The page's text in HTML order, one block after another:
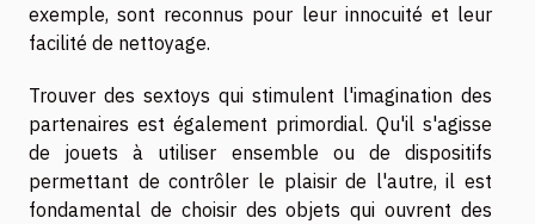
exemple, sont reconnus pour leur innocuité et leur
facilité de nettoyage.
Trouver des sextoys qui stimulent l'imagination des
partenaires est également primordial. Qu'il s'agisse
de jouets à utiliser ensemble ou de dispositifs
permettant de contrôler le plaisir de l'autre, il est
fondamental de choisir des objets qui ouvrent des